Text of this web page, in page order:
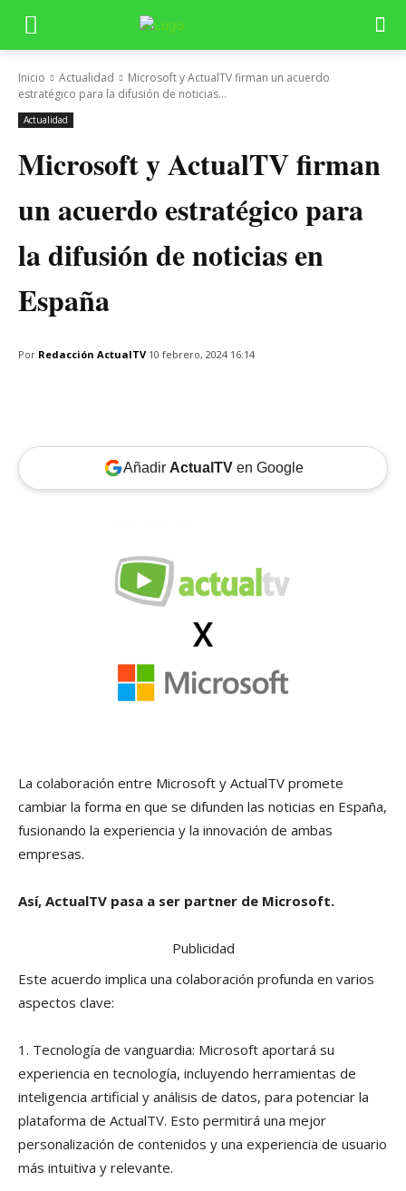
Inicio Actualidad
Microsoft y ActualTV firman un acuerdo
estratégico para la difusión de noticias...
Actualidad
Microsoft y ActualTV firman
un acuerdo estratégico para
la difusión de noticias en
España
Por Redacción ActualTV 10 febrero, 2024 16:14
Añadir ActualTVen Google
La colaboración entre Microsoft y ActualTV promete
cambiar la forma en que se difunden las noticias en España,
fusionando la experiencia y la innovación de ambas
empresas.
Así, ActualTV pasa a ser partner de Microsoft.
Publicidad
Este acuerdo implica una colaboración profunda en varios
aspectos clave:
1. Tecnología de vanguardia: Microsoft aportará su
experiencia en tecnología, incluyendo herramientas de
inteligencia artificial y análisis de datos, para potenciar la
plataforma de ActualTV. Esto permitirá una mejor
personalización de contenidos y una experiencia de usuario
más intuitiva y relevante.